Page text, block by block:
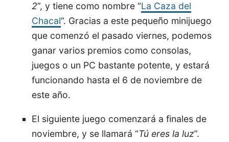
2”, y tiene como nombre “La Caza del
Chacal”. Gracias a este pequeño minijuego
que comenzó el pasado viernes, podemos
ganar varios premios como consolas,
juegos o un PC bastante potente, y estará
funcionando hasta el 6 de noviembre de
este año.
El siguiente juego comenzará a finales de
noviembre, y se llamará “Tú eres la luz”.